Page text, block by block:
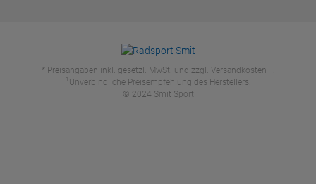
* Preisangaben inkl. gesetzl. MwSt. und zzgl. Versandkosten .
1 Unverbindliche Preisempfehlung des Herstellers.
© 2024 Smit Sport